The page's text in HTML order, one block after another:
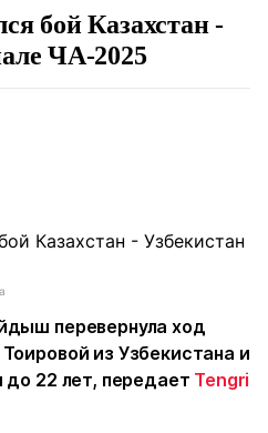
бой Казахстан -
ЧА-2025
перевернула ход
из Узбекистана и
до 22 лет, передает Tengri